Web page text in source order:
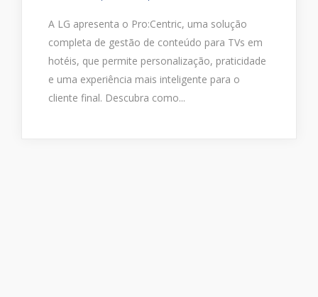
A LG apresenta o Pro:Centric, uma solução
completa de gestão de conteúdo para TVs em
hotéis, que permite personalização, praticidade
e uma experiência mais inteligente para o
cliente final. Descubra como...